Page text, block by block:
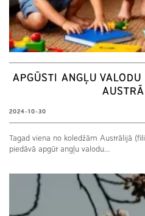
APGŪSTI ANGĻU
2024-10-30
Tagad viena no koledžām Austrālijā
piedāvā apgūt angļu valodu…